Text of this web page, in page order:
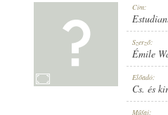
1908 KÖRÜL
ELSŐ MAGYAR HANGLEMEZ
Cím:
Szerző:
Émile
Előadó:
Cs. és
Műfaj: